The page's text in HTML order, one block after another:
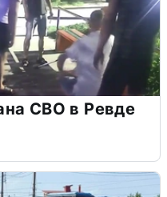
СВО в Ревде